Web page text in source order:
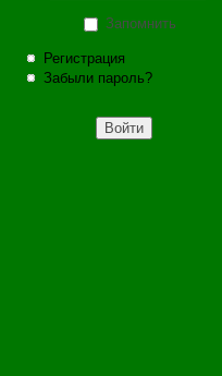
Запомнить
Регистрация
Забыли пароль?